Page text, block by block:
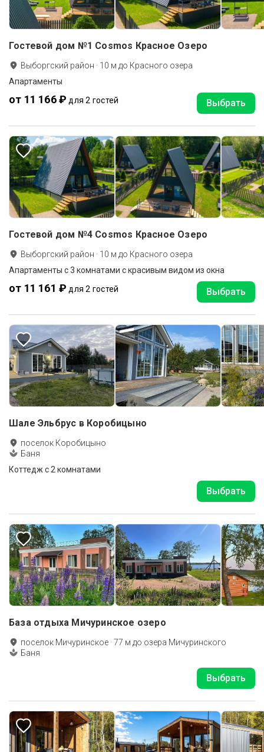
Гостевой дом №1 Cosmos Красное Озеро
Выборгский район · 10 м до Красного озера
Апартаменты
от 11 166 ₽ для 2 гостей Выбрать
Гостевой дом №4 Cosmos Красное Озеро
Выборгский район · 10 м до Красного озера
Апартаменты с 3 комнатами с красивым видом из окна
от 11 161 ₽ для 2 гостей Выбрать
Шале Эльбрус в Коробицыно
поселок Коробицыно
Баня
Коттедж с 2 комнатами
Выбрать
База отдыха Мичуринское озеро
поселок Мичуринское ·77 м до озера Мичуринского
Баня
Выбрать